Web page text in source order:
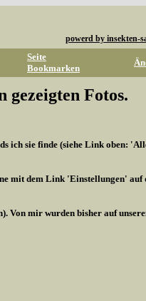
powerd by insekten-
Seite
Bookmarken
gezeigten Fotos.
ich sie finde (siehe Link oben:
mit dem Link 'Einstellungen' auf
Von mir wurden bisher auf